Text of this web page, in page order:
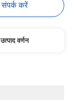
संपर्क करें
उत्पाद वर्णन